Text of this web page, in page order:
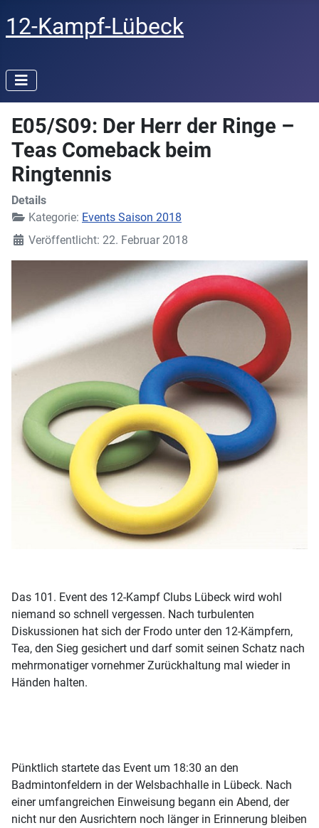
12-Kampf-Lübeck
E05/S09: Der Herr der Ringe –
Teas Comeback beim
Ringtennis
Details
Kategorie: Events Saison 2018
Veröffentlicht: 22. Februar 2018
Das 101. Event des 12-Kampf Clubs Lübeck wird wohl
niemand so schnell vergessen. Nach turbulenten
Diskussionen hat sich der Frodo unter den 12-Kämpfern,
Tea, den Sieg gesichert und darf somit seinen Schatz nach
mehrmonatiger vornehmer Zurückhaltung mal wieder in
Händen halten.
Pünktlich startete das Event um 18:30 an den
Badmintonfeldern in der Welsbachhalle in Lübeck. Nach
einer umfangreichen Einweisung begann ein Abend, der
nicht nur den Ausrichtern noch länger in Erinnerung bleiben